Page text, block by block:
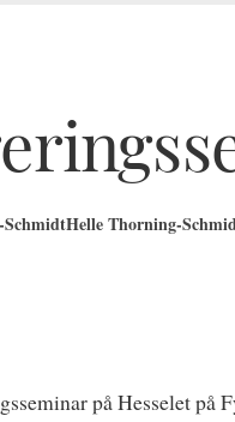
Helle Thorning-
på Hesselet på